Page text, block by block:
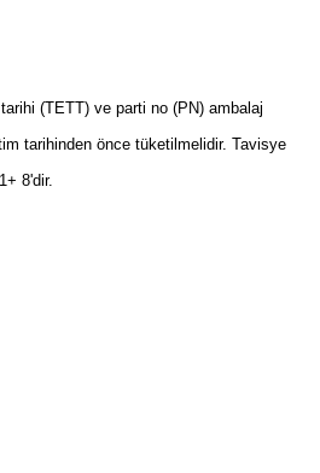
(TETT) ve parti no (PN) ambalaj
tarihinden önce tüketilmelidir. Tavisye
8'dir.